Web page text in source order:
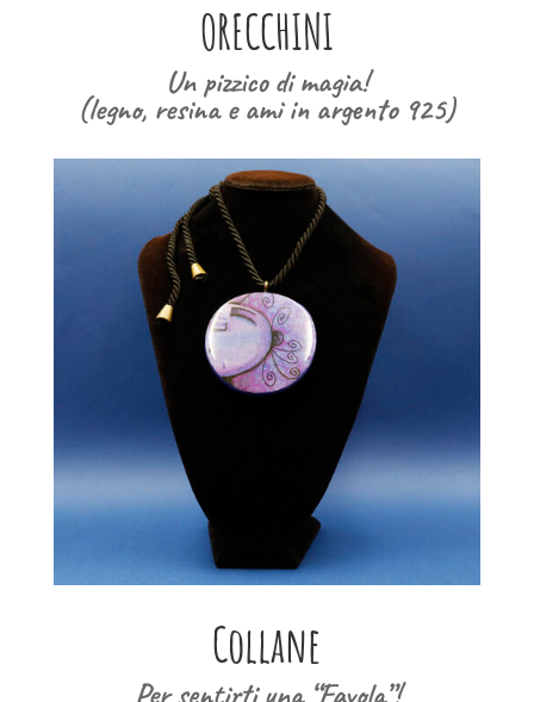
ORECCHINI
Un pizzico di magia!
(legno, resina e ami in argento 925)
Collane